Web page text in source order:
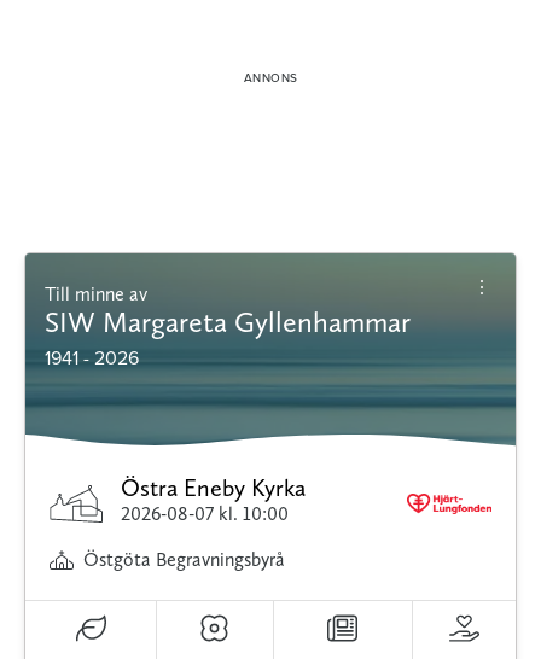
Till minne av
SIW Margareta Gyllenhammar
1941 - 2026
Östra Eneby Kyrka
2026-08-07 kl. 10:00
Östgöta Begravningsbyrå